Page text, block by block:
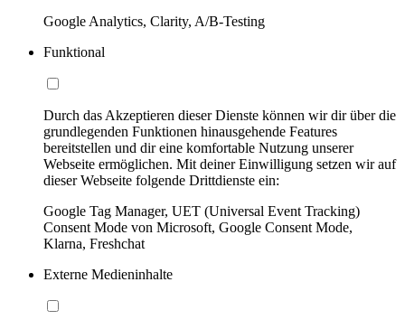
Google Analytics, Clarity, A/B-Testing
Funktional
Durch das Akzeptieren dieser Dienste können wir dir über die
grundlegenden Funktionen hinausgehende Features
bereitstellen und dir eine komfortable Nutzung unserer
Webseite ermöglichen. Mit deiner Einwilligung setzen wir auf
dieser Webseite folgende Drittdienste ein:
Google Tag Manager, UET (Universal Event Tracking)
Consent Mode von Microsoft, Google Consent Mode,
Klarna, Freshchat
Externe Medieninhalte